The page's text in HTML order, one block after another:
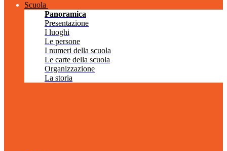
Scuola
Panoramica
Presentazione
I luoghi
Le persone
I numeri della scuola
Le carte della scuola
Organizzazione
La storia